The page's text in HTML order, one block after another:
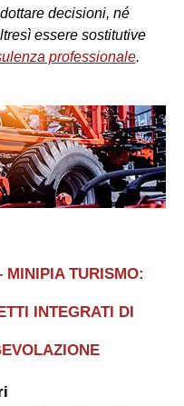
decisioni, né
essere sostitutive
professionale.
MINIPIA TURISMO:
INTEGRATI DI